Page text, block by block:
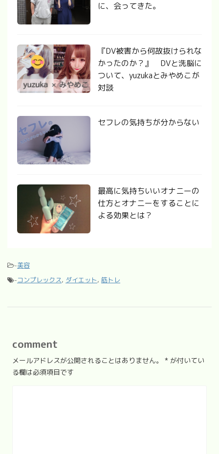
に、会ってきた。
『DV被害から何故抜けられな
かったのか？』 DVと洗脳に
ついて、yuzukaとみやめこが
対談
セフレの気持ちが分からない
最高に気持ちいいオナニーの
仕方とオナニーをすることに
よる効果とは？
-美容
-コンプレックス, ダイエット, 筋トレ
comment
メールアドレスが公開されることはありません。 * が付いてい
る欄は必須項目です